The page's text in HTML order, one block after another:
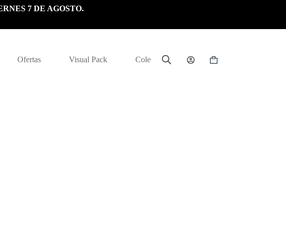
7 DE AGOSTO.
Ofertas Visual Pack Colección
Carrito